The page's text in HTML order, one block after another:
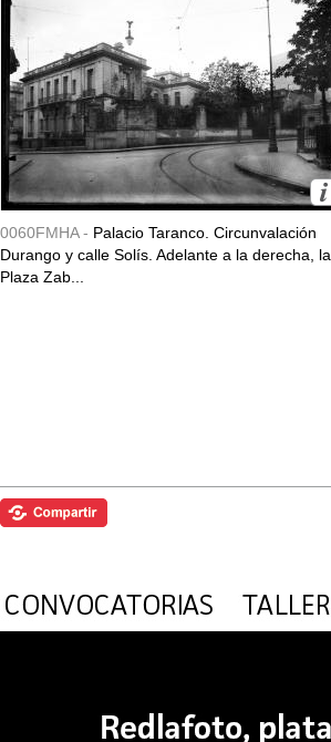
0060FMHA - Palacio Taranco. Circunvalación
Durango y calle Solís. Adelante a la derecha, la
Plaza Zab...